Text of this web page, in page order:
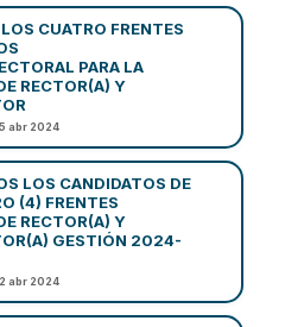
CUATRO FRENTES
PARA LA
RECTOR(A) Y
abr 2024
LOS CANDIDATOS DE
(4) FRENTES
RECTOR(A) Y
GESTIÓN 2024-
abr 2024